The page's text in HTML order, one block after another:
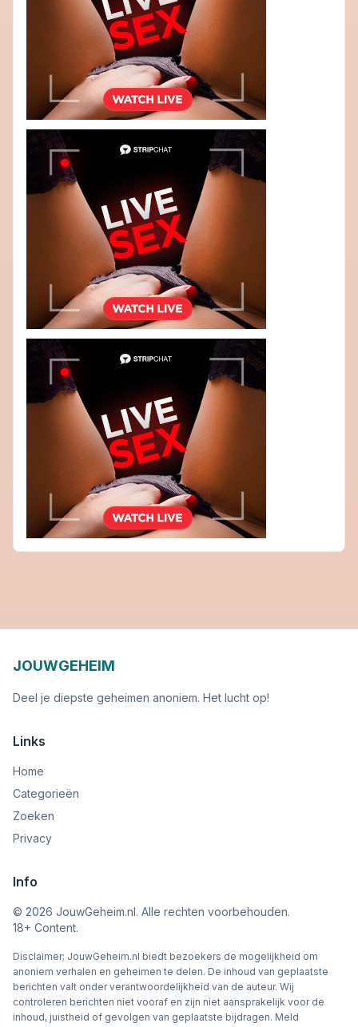
JOUWGEHEIM
Deel je diepste geheimen anoniem. Het lucht op!
Links
Home
Categorieën
Zoeken
Privacy
Info
© 2026 JouwGeheim.nl. Alle rechten voorbehouden.
18+ Content.
Disclaimer; JouwGeheim.nl biedt bezoekers de mogelijkheid om
anoniem verhalen en geheimen te delen. De inhoud van geplaatste
berichten valt onder verantwoordelijkheid van de auteur. Wij
controleren berichten niet vooraf en zijn niet aansprakelijk voor de
inhoud, juistheid of gevolgen van geplaatste bijdragen. Meld